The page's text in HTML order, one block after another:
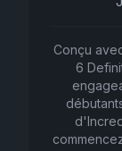
Conçu
6